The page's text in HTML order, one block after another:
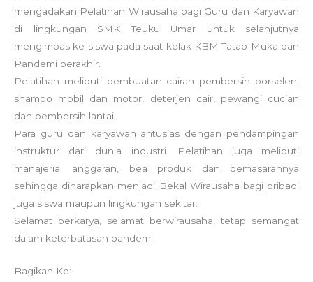
mengadakan Pelatihan Wirausaha bagi Guru dan Karyawan
di lingkungan SMK Teuku Umar untuk selanjutnya
mengimbas ke siswa pada saat kelak KBM Tatap Muka dan
Pandemi berakhir.
Pelatihan meliputi pembuatan cairan pembersih porselen,
shampo mobil dan motor, deterjen cair, pewangi cucian
dan pembersih lantai.
Para guru dan karyawan antusias dengan pendampingan
instruktur dari dunia industri. Pelatihan juga meliputi
manajerial anggaran, bea produk dan pemasarannya
sehingga diharapkan menjadi Bekal Wirausaha bagi pribadi
juga siswa maupun lingkungan sekitar.
Selamat berkarya, selamat berwirausaha, tetap semangat
dalam keterbatasan pandemi.
Bagikan Ke: